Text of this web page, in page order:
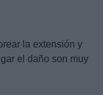
la extensión y
el daño son muy